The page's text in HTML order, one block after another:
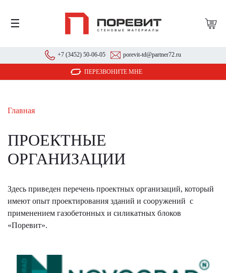
☰
+7 (3452) 50-06-05 porevit-td@partner72.ru
ПЕРЕЗВОНИТЕ МНЕ
Главная
ПРОЕКТНЫЕ
ОРГАНИЗАЦИИ
Здесь приведен перечень проектных организаций, который
имеют опыт проектирования зданий и сооружений с
применением газобетонных и силикатных блоков
«Поревит».